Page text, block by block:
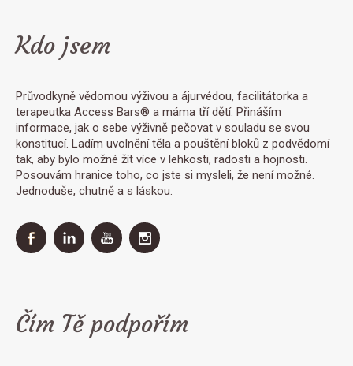
Kdo jsem
Průvodkyně vědomou výživou a ájurvédou, facilitátorka a
terapeutka Access Bars® a máma tří dětí. Přináším
informace, jak o sebe výživně pečovat v souladu se svou
konstitucí. Ladím uvolnění těla a pouštění bloků z podvědomí
tak, aby bylo možné žít více v lehkosti, radosti a hojnosti.
Posouvám hranice toho, co jste si mysleli, že není možné.
Jednoduše, chutně a s láskou.
Čím Tě podpořím